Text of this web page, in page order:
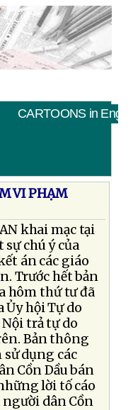
CARTOONS in English
VI PHẠM
khai mạc tại
chú ý của
án các giáo
Trước hết bản
hôm thứ tư đã
Ủy hội Tự do
Nội trả tự do
Bản thông
sử dụng các
Cồn Dầu bán
lời tố cáo
dân Cồn